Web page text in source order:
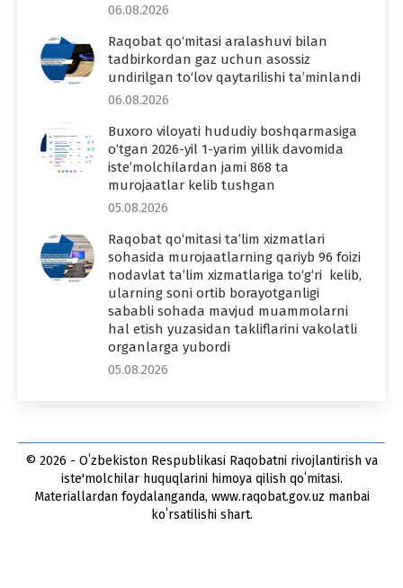
06.08.2026
Raqobat qo‘mitasi aralashuvi bilan
tadbirkordan gaz uchun asossiz
undirilgan to‘lov qaytarilishi ta’minlandi
06.08.2026
Buxoro viloyati hududiy boshqarmasiga
o‘tgan 2026-yil 1-yarim yillik davomida
iste’molchilardan jami 868 ta
murojaatlar kelib tushgan
05.08.2026
Raqobat qo‘mitasi ta’lim xizmatlari
sohasida murojaatlarning qariyb 96 foizi
nodavlat ta’lim xizmatlariga to‘g‘ri kelib,
ularning soni ortib borayotganligi
sababli sohada mavjud muammolarni
hal etish yuzasidan takliflarini vakolatli
organlarga yubordi
05.08.2026
© 2026 - Oʻzbekiston Respublikasi Raqobatni rivojlantirish va
iste'molchilar huquqlarini himoya qilish qoʻmitasi.
Materiallardan foydalanganda, www.raqobat.gov.uz manbai
koʻrsatilishi shart.